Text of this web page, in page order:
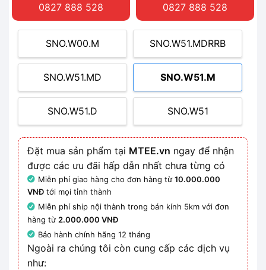
0827 888 528
0827 888 528
SNO.W00.M SNO.W51.MDRRB
SNO.W51.MD SNO.W51.M
SNO.W51.D SNO.W51
Đặt mua sản phẩm tại MTEE.vn ngay để nhận
được các ưu đãi hấp dẫn nhất chưa từng có
Miễn phí giao hàng cho đơn hàng từ10.000.000
VNĐ tới mọi tỉnh thành
Miễn phí ship nội thành trong bán kính 5km với đơn
hàng từ 2.000.000 VNĐ
Bảo hành chính hãng 12 tháng
Ngoài ra chúng tôi còn cung cấp các dịch vụ
như: